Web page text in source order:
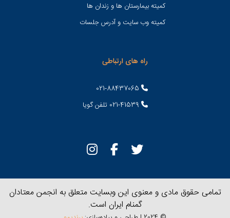
کمیته بیمارستان ها و زندان ها
کمیته وب سایت و آدرس جلسات
راه های ارتباطی
تمامی حقوق مادی و معنوی این وبسایت متعلق به انجمن معتادان
گمنام ایران است.